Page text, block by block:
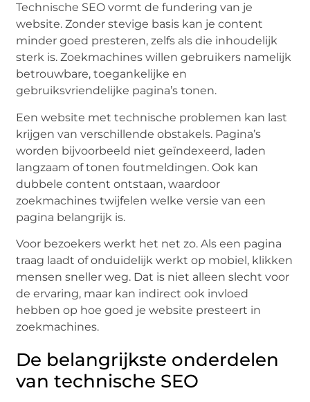
Technische SEO vormt de fundering van je
website. Zonder stevige basis kan je content
minder goed presteren, zelfs als die inhoudelijk
sterk is. Zoekmachines willen gebruikers namelijk
betrouwbare, toegankelijke en
gebruiksvriendelijke pagina’s tonen.
Een website met technische problemen kan last
krijgen van verschillende obstakels. Pagina’s
worden bijvoorbeeld niet geïndexeerd, laden
langzaam of tonen foutmeldingen. Ook kan
dubbele content ontstaan, waardoor
zoekmachines twijfelen welke versie van een
pagina belangrijk is.
Voor bezoekers werkt het net zo. Als een pagina
traag laadt of onduidelijk werkt op mobiel, klikken
mensen sneller weg. Dat is niet alleen slecht voor
de ervaring, maar kan indirect ook invloed
hebben op hoe goed je website presteert in
zoekmachines.
De belangrijkste onderdelen
van technische SEO